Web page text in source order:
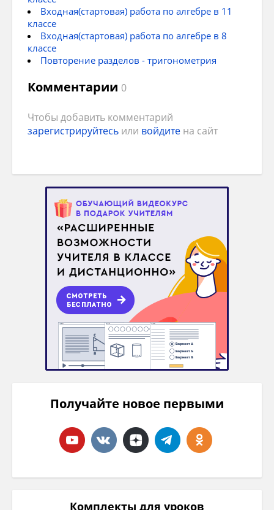
Входная(стартовая) работа по алгебре в 11
классе
Входная(стартовая) работа по алгебре в 8
классе
Повторение разделов - тригонометрия
Комментарии 0
Чтобы добавить комментарий
зарегистрируйтесь или войдите на сайт
Получайте новое первыми
Комплекты для уроков